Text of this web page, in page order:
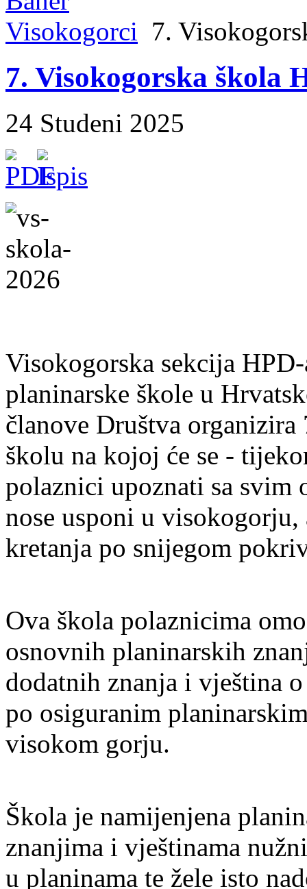
Visokogorci 7.
7. Visokogorska škola
24 Studeni 2025
Visokogorska sekcija
planinarske škole u
članove Društva
školu na kojoj će se -
polaznici upoznati sa svim
nose usponi u
kretanja po snijegom
Ova škola polaznicima
osnovnih planinarskih
dodatnih znanja i vještina
po osiguranim
visokom gorju.
Škola je namijenjena
znanjima i vještinama
u planinama te žele isto